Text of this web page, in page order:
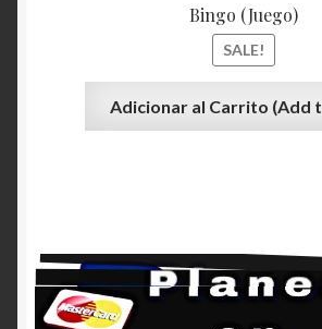
Bingo (Juego)
SALE!
Adicionar al Carrito (Add